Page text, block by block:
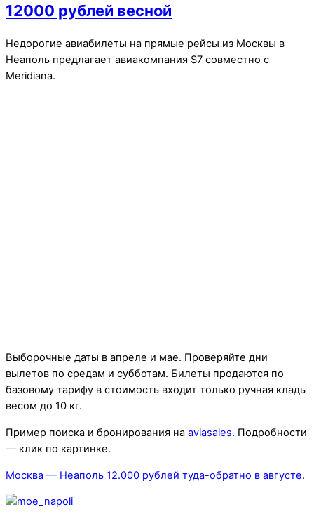
12000 рублей весной
Недорогие авиабилеты на прямые рейсы из Москвы в
Неаполь предлагает авиакомпания S7 совместно с
Meridiana.
Выборочные даты в апреле и мае. Проверяйте дни
вылетов по средам и субботам. Билеты продаются по
базовому тарифу в стоимость входит только ручная кладь
весом до 10 кг.
Пример поиска и бронирования на aviasales. Подробности
— клик по картинке.
Москва — Неаполь 12.000 рублей туда-обратно в августе.